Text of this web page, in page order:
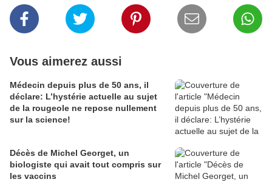
Vous aimerez aussi
Médecin depuis plus de 50 ans, il
déclare: L’hystérie actuelle au sujet
de la rougeole ne repose nullement
sur la science!
Décès de Michel Georget, un
biologiste qui avait tout compris sur
les vaccins